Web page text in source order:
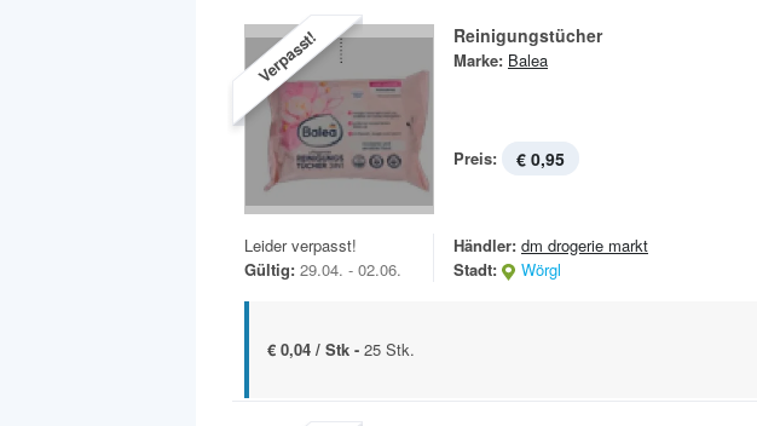
Verpasst! Reinigungstücher
Marke: Balea
Preis: € 0,95
Leider verpasst!
Gültig: 29.04. - 02.06.
Händler: dm drogerie markt
Stadt:
Wörgl
€ 0,04 / Stk - 25 Stk.